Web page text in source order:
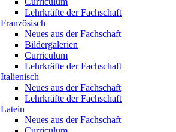
Lehrkräfte der Fachschaft
Französisch
Neues aus der Fachschaft
Bildergalerien
Curriculum
Lehrkräfte der Fachschaft
Italienisch
Neues aus der Fachschaft
Lehrkräfte der Fachschaft
Latein
Neues aus der Fachschaft